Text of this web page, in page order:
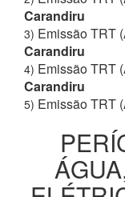
Carandiru
3) Emissão TRT
Carandiru
4) Emissão TRT
Carandiru
5) Emissão TRT